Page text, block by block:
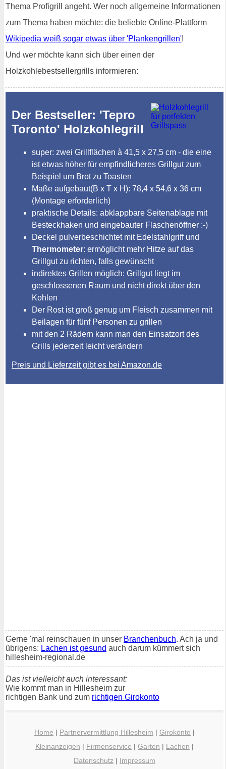
Thema Profigrill angeht. Wer noch allgemeine Informationen
zum Thema haben möchte: die beliebte Online-Plattform
Wikipedia weiß sogar etwas über 'Plankengrillen'!
Und wer möchte kann sich über einen der
Holzkohlebestsellergrills informieren:
Der Bestseller: 'Tepro
Toronto' Holzkohlegrill
super: zwei Grillflächen à 41,5 x 27,5 cm - die eine
ist etwas höher für empfindlicheres Grillgut zum
Beispiel um Brot zu Toasten
Maße aufgebaut(B x T x H): 78,4 x 54,6 x 36 cm
(Montage erforderlich)
praktische Details: abklappbare Seitenablage mit
Besteckhaken und eingebauter Flaschenöffner :-)
Deckel pulverbeschichtet mit Edelstahlgriff und
Thermometer: ermöglicht mehr Hitze auf das
Grillgut zu richten, falls gewünscht
indirektes Grillen möglich: Grillgut liegt im
geschlossenen Raum und nicht direkt über den
Kohlen
Der Rost ist groß genug um Fleisch zusammen mit
Beilagen für fünf Personen zu grillen
mit den 2 Rädern kann man den Einsatzort des
Grills jederzeit leicht verändern
Preis und Lieferzeit gibt es bei Amazon.de
Gerne 'mal reinschauen in unser Branchenbuch. Ach ja und
übrigens: Lachen ist gesund auch darum kümmert sich
hillesheim-regional.de
Das ist vielleicht auch interessant:
Wie kommt man in Hillesheim zur
richtigen Bank und zum richtigen Girokonto
Home | Partnervermittlung Hillesheim | Girokonto |
Kleinanzeigen | Firmenservice | Garten | Lachen |
Datenschutz | Impressum